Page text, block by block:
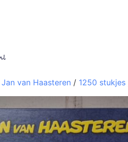
Jan van Haasteren / 1250 stukjes